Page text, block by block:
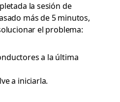
la sesión de
más de 5 minutos,
el problema:
a la última
a iniciarla.